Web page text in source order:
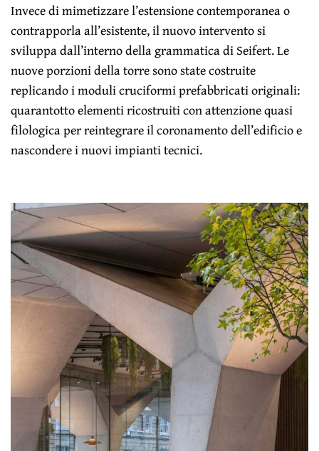
Invece di mimetizzare l’estensione contemporanea o
contrapporla all’esistente, il nuovo intervento si
sviluppa dall’interno della grammatica di Seifert. Le
nuove porzioni della torre sono state costruite
replicando i moduli cruciformi prefabbricati originali:
quarantotto elementi ricostruiti con attenzione quasi
filologica per reintegrare il coronamento dell’edificio e
nascondere i nuovi impianti tecnici.